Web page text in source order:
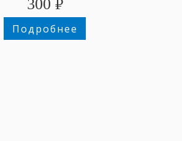
300 ₽
Подробнее